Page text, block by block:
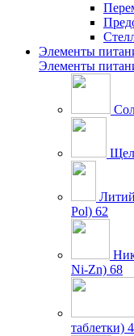
Элементы
Элементы
Pol) 62
Ni-Zn) 68
таблетки)